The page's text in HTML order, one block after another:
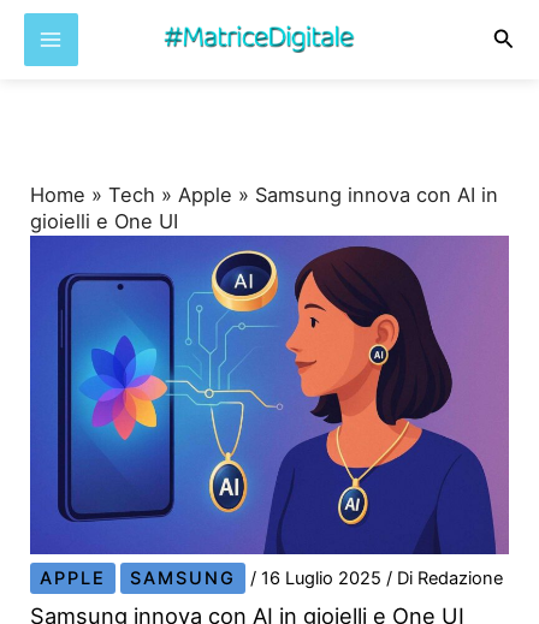
Home »Tech »Apple » Samsung innova con AI in
gioielli e One UI
APPLE SAMSUNG /16 Luglio 2025/ Di Redazione
Samsung innova con AI in gioielli e One UI